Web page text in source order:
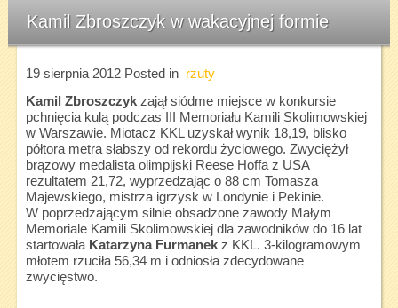
Kamil Zbroszczyk w wakacyjnej formie
19 sierpnia 2012Posted in rzuty
Kamil Zbroszczykzajął siódme miejsce w konkursie
pchnięcia kulą podczas III Memoriału Kamili Skolimowskiej
w Warszawie. Miotacz KKL uzyskał wynik 18,19, blisko
półtora metra słabszy od rekordu życiowego. Zwyciężył
brązowy medalista olimpijski Reese Hoffa z USA
rezultatem 21,72, wyprzedzając o 88 cm Tomasza
Majewskiego, mistrza igrzysk w Londynie i Pekinie.
W poprzedzającym silnie obsadzone zawody Małym
Memoriale Kamili Skolimowskiej dla zawodników do 16 lat
startowała Katarzyna Furmanekz KKL. 3-kilogramowym
młotem rzuciła 56,34 m i odniosła zdecydowane
zwycięstwo.